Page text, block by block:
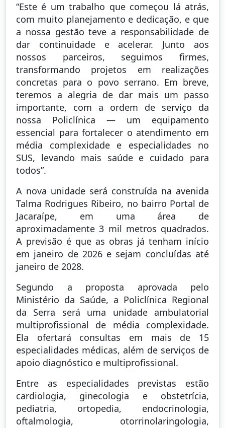
“Este é um trabalho que começou lá atrás,
com muito planejamento e dedicação, e que
a nossa gestão teve a responsabilidade de
dar continuidade e acelerar. Junto aos
nossos parceiros, seguimos firmes,
transformando projetos em realizações
concretas para o povo serrano. Em breve,
teremos a alegria de dar mais um passo
importante, com a ordem de serviço da
nossa Policlínica — um equipamento
essencial para fortalecer o atendimento em
média complexidade e especialidades no
SUS, levando mais saúde e cuidado para
todos”.
A nova unidade será construída na avenida
Talma Rodrigues Ribeiro, no bairro Portal de
Jacaraípe, em uma área de
aproximadamente 3 mil metros quadrados.
A previsão é que as obras já tenham início
em janeiro de 2026 e sejam concluídas até
janeiro de 2028.
Segundo a proposta aprovada pelo
Ministério da Saúde, a Policlínica Regional
da Serra será uma unidade ambulatorial
multiprofissional de média complexidade.
Ela ofertará consultas em mais de 15
especialidades médicas, além de serviços de
apoio diagnóstico e multiprofissional.
Entre as especialidades previstas estão
cardiologia, ginecologia e obstetrícia,
pediatria, ortopedia, endocrinologia,
oftalmologia, otorrinolaringologia,